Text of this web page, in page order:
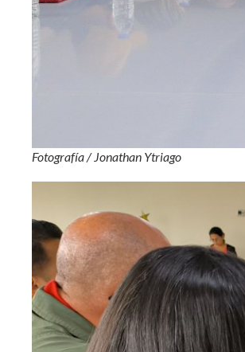
Fotografía / Jonathan Ytriago